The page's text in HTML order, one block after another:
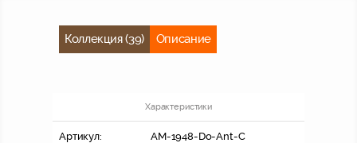
Коллекция (39) Описание
Характеристики
Артикул: AM-1948-Do-Ant-C